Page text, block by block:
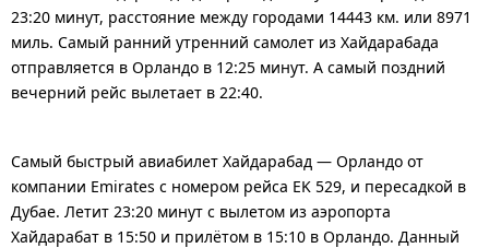
23:20 минут, расстояние между городами 14443 км. или 8971
миль. Самый ранний утренний самолет из Хайдарабада
отправляется в Орландо в 12:25 минут. А самый поздний
вечерний рейс вылетает в 22:40.
Самый быстрый авиабилет Хайдарабад — Орландо от
компании Emirates с номером рейса EK 529, и пересадкой в
Дубае. Летит 23:20 минут с вылетом из аэропорта
Хайдарабат в 15:50 и прилётом в 15:10 в Орландо. Данный